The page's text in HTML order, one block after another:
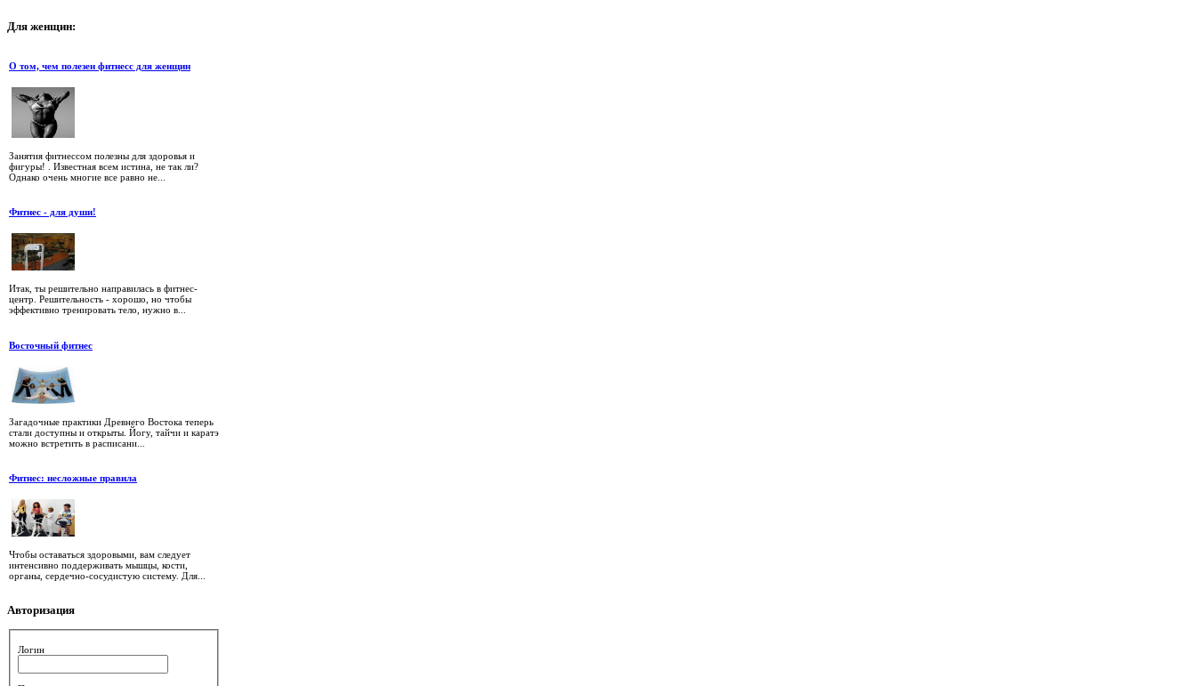
Для женщин:
О том, чем полезен фитнесс для женщин
Занятия фитнессом полезны для здоровья и
фигуры! . Известная всем истина, не так ли?
Однако очень многие все равно не...
Фитнес - для души!
Итак, ты решительно направилась в фитнес-
центр. Решительность - хорошо, но чтобы
эффективно тренировать тело, нужно в...
Восточный фитнес
Загадочные практики Древнего Востока теперь
стали доступны и открыты. Йогу, тайчи и каратэ
можно встретить в расписани...
Фитнес: несложные правила
Чтобы оставаться здоровыми, вам следует
интенсивно поддерживать мышцы, кости,
органы, сердечно-сосудистую систему. Для...
Авторизация
Логин